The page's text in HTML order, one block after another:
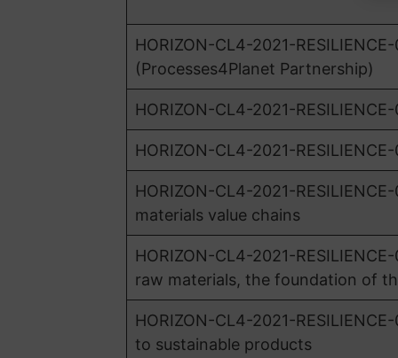
HORIZON-CL4-2021-
(Processes4Planet Partnership)
HORIZON-CL4-2021-
HORIZON-CL4-2021-
HORIZON-CL4-2021-
materials value chains
HORIZON-CL4-2021-
raw materials, the foundation of
HORIZON-CL4-2021-
to sustainable products